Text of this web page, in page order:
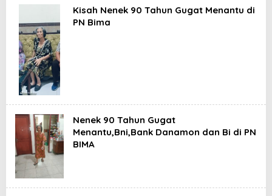
Kisah Nenek 90 Tahun Gugat Menantu di
PN Bima
Nenek 90 Tahun Gugat
Menantu,Bni,Bank Danamon dan Bi di PN
BIMA